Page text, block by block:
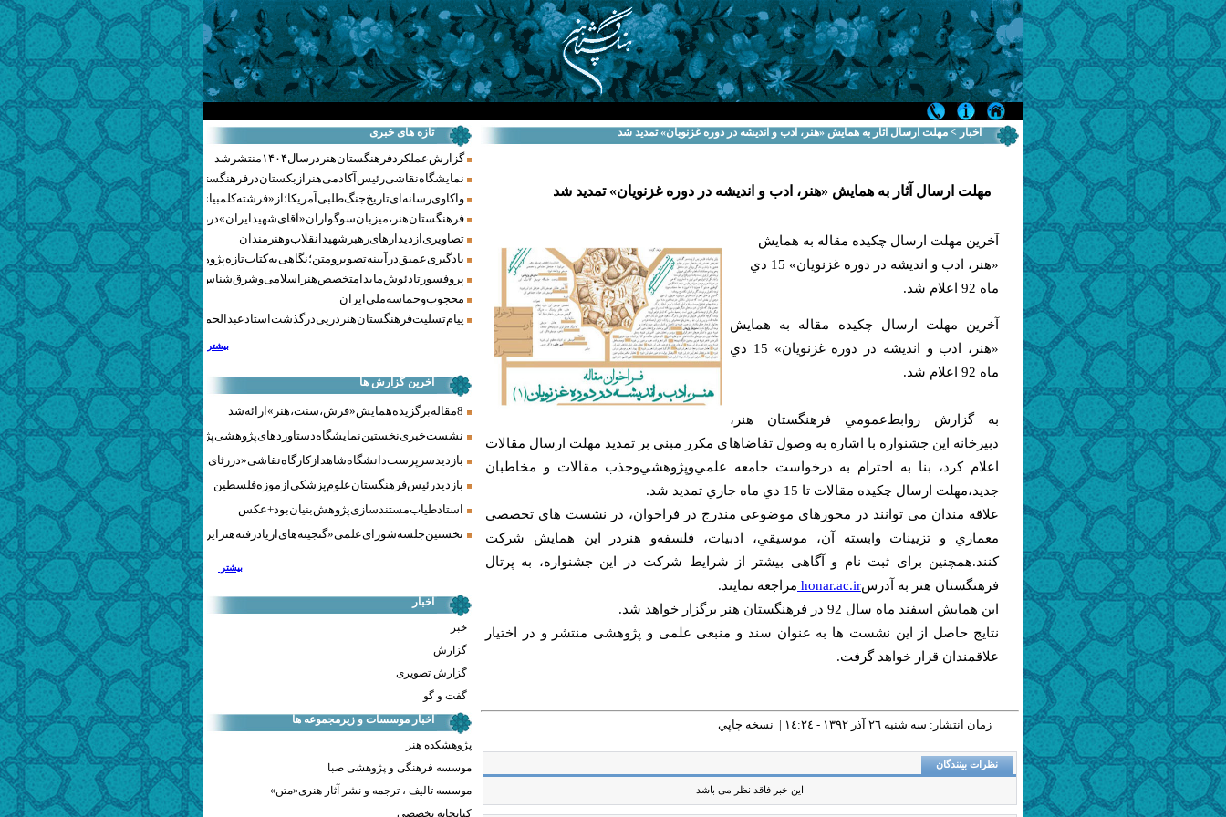
تازه های خبری
گزارش عملکرد فرهنگستان هنر در سال ۱۴۰۴ منتشر شد
نمایشگاه نقاشی رئیس آکادمی هنر ازبکستان در فرهنگستان هنر
واکاوی رسانه‌ای تاریخ جنگ‌طلبی آمریکا؛ از «فرشته کلمبیا» تا پنتاگونیسم هالیوود
فرهنگستان هنر، میزبان سوگواران «آقای شهید ایران» در روزهای وداع شد+ گزارش تصویری
تصاویری از دیدارهای رهبر شهید انقلاب و هنرمندان
یادگیری عمیق در آیینه تصویر و متن؛ نگاهی به کتاب تازه پژوهشکده هنر
پروفسور تادئوش مایدا متخصص هنر اسلامی و شرق‌شناس لهستانی درگذشت
محجوب و حماسه ملی ایران
پیام تسلیت فرهنگستان هنر در پی درگذشت استاد عبدالحمید نقره‌کار
بیشتر
آخرین گزارش ها
8 مقاله برگزیده همایش «فرش، سنت، هنر» ارائه شد
نشست خبری نخستین نمایشگاه دستاوردهای پژوهشی پژوهشگاه‌های هنری
بازدید سرپرست دانشگاه شاهد از کارگاه نقاشی «در رثای سیمرغ تجلی»
بازدید رئیس فرهنگستان علوم پزشکی از موزه فلسطین
استاد طیاب مستندسازی پژوهش‌بنیان بود + عکس
نخستین جلسه شورای علمی «گنجینه‌های ازیادرفته هنر ایران» برگزار شد
بیشتر
اخبار
خبر
گزارش
گزارش تصویری
گفت و گو
اخبار موسسات و زیرمجموعه ها
پژوهشکده هنر
موسسه فرهنگی و پژوهشی صبا
موسسه تالیف ، ترجمه و نشر آثار هنری«متن»
کتابخانه تخصصی
اخبار > مهلت ارسال آثار به همايش «هنر، ادب و انديشه در دوره غزنويان» تمدید شد
مهلت ارسال آثار به همايش «هنر، ادب و انديشه در دوره غزنويان» تمدید شد
آخرین مهلت ارسال چكيده مقاله به همايش
«هنر، ادب و انديشه در دوره غزنويان» 15 دي
ماه 92 اعلام شد.
آخرین مهلت ارسال چكيده مقاله به همايش
«هنر، ادب و انديشه در دوره غزنويان» 15 دي
ماه 92 اعلام شد.
به گزارش روابط‌عمومي فرهنگستا‌ن هنر،
دبیرخانه این جشنواره با اشاره به وصول تقاضاهای مکرر مبنی بر تمدید مهلت ارسال مقالات
اعلام كرد، بنا به احترام به درخواست جامعه علمي‌وپژوهشي‌وجذب مقالات و مخاطبان
جديد،مهلت ارسال چكيده مقالات تا 15 دي ماه جاري تمديد شد.
علاقه مندان می توانند در محورهای موضوعی مندرج در فراخوان، در نشست هاي تخصصي
معماري و تزيينات وا‌بسته آن، موسيقي، ادبيات، فلسفه‌و هنردر اين همايش شركت
كنند.همچنين برای ثبت نام و آگاهی بیشتر از شرایط شركت در این جشنواره، به پرتال
فرهنگستان هنر به آدرسhonar.ac.ir مراجعه نمايند.
این همایش اسفند ماه سال 92 در فرهنگستان هنر برگزار خواهد شد.
نتایج حاصل از این نشست ها به عنوان سند و منبعی علمی و پژوهشی منتشر و در اختیار
علاقمندان قرار خواهد گرفت.
زمان انتشار: سه شنبه ٢٦ آذر ١٣٩٢ - ١٤:٢٤ | نسخه چاپي
نظرات بینندگان
این خبر فاقد نظر می باشد